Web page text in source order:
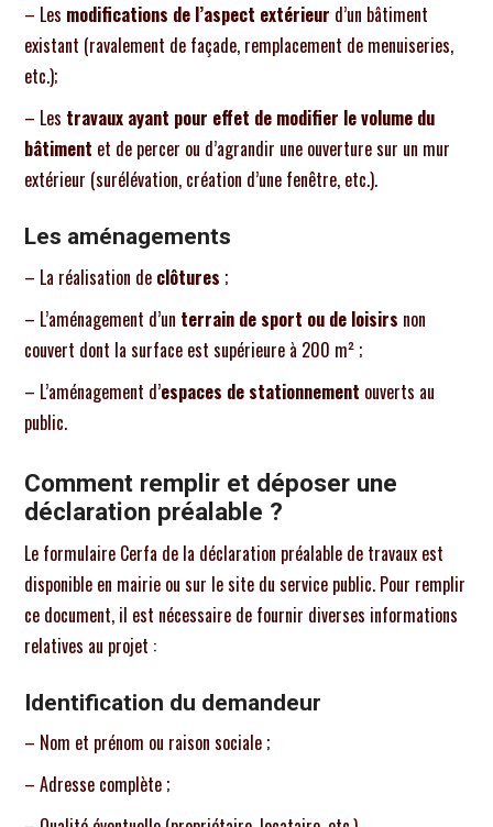
– Les modifications de l’aspect extérieur d’un bâtiment
existant (ravalement de façade, remplacement de menuiseries,
etc.);
– Les travaux ayant pour effet de modifier le volume du
bâtiment et de percer ou d’agrandir une ouverture sur un mur
extérieur (surélévation, création d’une fenêtre, etc.).
Les aménagements
– La réalisation de clôtures ;
– L’aménagement d’un terrain de sport ou de loisirs non
couvert dont la surface est supérieure à 200 m² ;
– L’aménagement d’espaces de stationnement ouverts au
public.
Comment remplir et déposer une
déclaration préalable ?
Le formulaire Cerfa de la déclaration préalable de travaux est
disponible en mairie ou sur le site du service public. Pour remplir
ce document, il est nécessaire de fournir diverses informations
relatives au projet :
Identification du demandeur
– Nom et prénom ou raison sociale ;
– Adresse complète ;